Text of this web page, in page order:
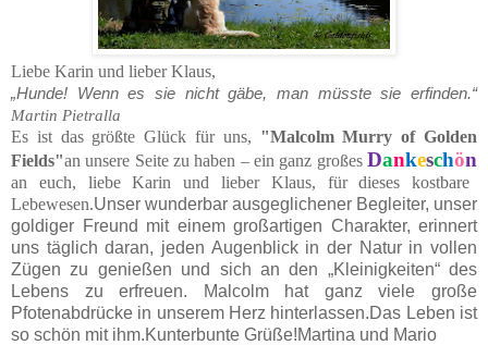
Liebe Karin und lieber Klaus,
„Hunde! Wenn es sie nicht gäbe, man müsste sie erfinden.“
Martin Pietralla
Es ist das größte Glück für uns,
"Malcolm Murry of Golden
Fields"an unsere Seite zu haben – ein ganz großes Dankeschön
an euch, liebe Karin und lieber Klaus, für dieses kostbare
Lebewesen.Unser wunderbar ausgeglichener Begleiter, unser
goldiger Freund mit einem großartigen Charakter, erinnert
uns täglich daran, jeden Augenblick in der Natur in vollen
Zügen zu genießen und sich an den „Kleinigkeiten“ des
Lebens zu erfreuen. Malcolm hat ganz viele große
Pfotenabdrücke in unserem Herz hinterlassen.Das Leben ist
so schön mit ihm.Kunterbunte Grüße!Martina und Mario